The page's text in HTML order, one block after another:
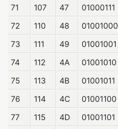
71
107 47 01000111
72
110 48 01001000
73
111 49 01001001
74
112 4A 01001010
75
113 4B 01001011
76
114 4C 01001100
77
115 4D 01001101